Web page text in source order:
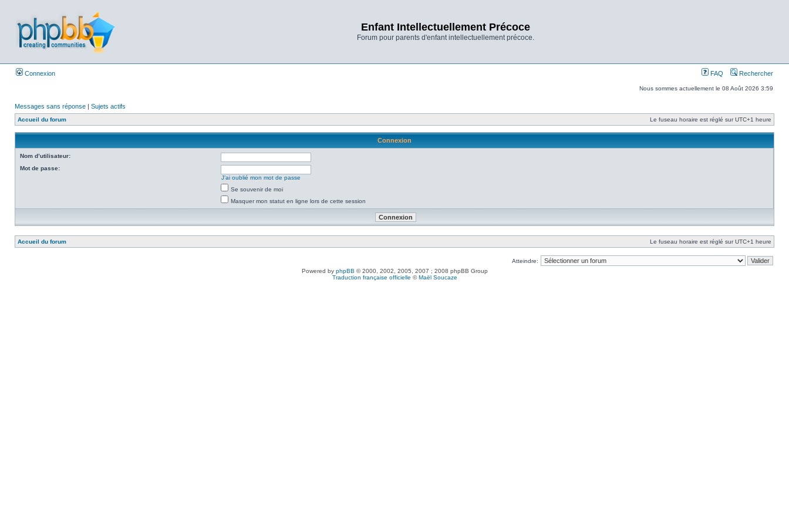
Enfant Intellectuellement Précoce
Forum pour parents d'enfant intellectuellement précoce.
Connexion FAQ Rechercher
Nous sommes actuellement le 08 Août 2026 3:59
Messages sans réponse | Sujets actifs
Accueil du forum Le fuseau horaire est réglé sur UTC+1 heure
Connexion
Nom d’utilisateur:
Mot de passe:
J’ai oublié mon mot de passe
Se souvenir de moi
Masquer mon statut en ligne lors de cette session
Accueil du forum Le fuseau horaire est réglé sur UTC+1 heure
Atteindre:
Powered by phpBB © 2000, 2002, 2005, 2007 ; 2008 phpBB Group
Traduction française officielle ©Maël Soucaze